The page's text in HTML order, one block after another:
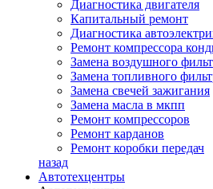
Диагностика двигателя
Капитальный ремонт
Диагностика
Ремонт компрессора
Замена воздушного
Замена топливного
Замена свечей зажигания
Замена масла в мкпп
Ремонт компрессоров
Ремонт карданов
Ремонт коробки передач
назад
Автотехцентры